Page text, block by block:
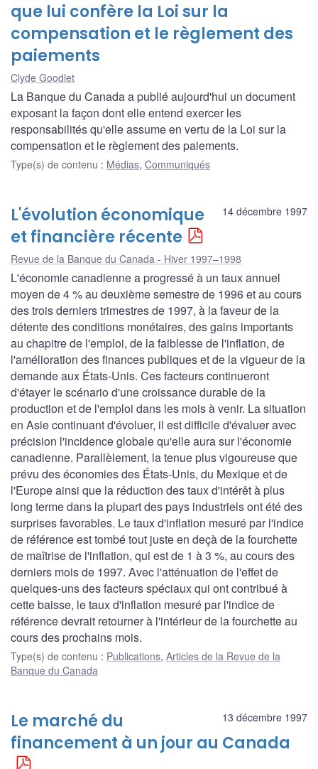
que lui confère la Loi sur la
compensation et le règlement des
paiements
Clyde Goodlet
La Banque du Canada a publié aujourd'hui un document
exposant la façon dont elle entend exercer les
responsabilités qu'elle assume en vertu de la Loi sur la
compensation et le règlement des paiements.
Type(s) de contenu : Médias, Communiqués
14 décembre 1997
L'évolution économique
et financière récente
Revue de la Banque du Canada - Hiver 1997–1998
L'économie canadienne a progressé à un taux annuel
moyen de 4 % au deuxième semestre de 1996 et au cours
des trois derniers trimestres de 1997, à la faveur de la
détente des conditions monétaires, des gains importants
au chapitre de l'emploi, de la faiblesse de l'inflation, de
l'amélioration des finances publiques et de la vigueur de la
demande aux États-Unis. Ces facteurs continueront
d'étayer le scénario d'une croissance durable de la
production et de l'emploi dans les mois à venir. La situation
en Asie continuant d'évoluer, il est difficile d'évaluer avec
précision l'incidence globale qu'elle aura sur l'économie
canadienne. Parallèlement, la tenue plus vigoureuse que
prévu des économies des États-Unis, du Mexique et de
l'Europe ainsi que la réduction des taux d'intérêt à plus
long terme dans la plupart des pays industriels ont été des
surprises favorables. Le taux d'inflation mesuré par l'indice
de référence est tombé tout juste en deçà de la fourchette
de maîtrise de l'inflation, qui est de 1 à 3 %, au cours des
derniers mois de 1997. Avec l'atténuation de l'effet de
quelques-uns des facteurs spéciaux qui ont contribué à
cette baisse, le taux d'inflation mesuré par l'indice de
référence devrait retourner à l'intérieur de la fourchette au
cours des prochains mois.
Type(s) de contenu : Publications, Articles de la Revue de la
Banque du Canada
13 décembre 1997
Le marché du
financement à un jour au Canada